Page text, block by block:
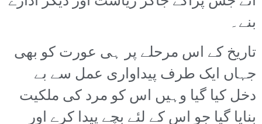
بنے۔
تاریخ کے اس مرحلے پر ہی عورت کو بھی
جہاں ایک طرف پیداواری عمل سے بے
دخل کیا گیا وہیں اس کو مرد کی ملکیت
بنایا گیا جو اس کے لئے بچے پیدا کرے اور